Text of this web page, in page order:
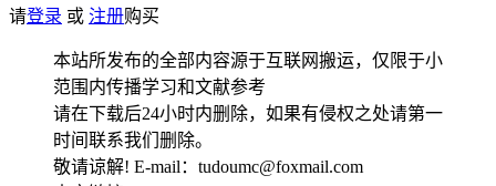
请登录 或 注册购买
本站所发布的全部内容源于互联网搬运，仅限于小
范围内传播学习和文献参考
请在下载后24小时内删除，如果有侵权之处请第一
时间联系我们删除。
敬请谅解! E-mail：tudoumc@foxmail.com